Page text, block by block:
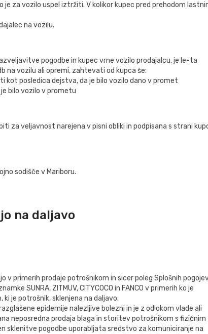
je za vozilo uspel iztržiti. V kolikor kupec pred prehodom
na vozilu.
pogodbe in kupec vrne vozilo prodajalcu, je le-ta
na vozilu ali opremi, zahtevati od kupca še:
kot posledica dejstva, da je bilo vozilo dano v promet
bilo vozilo v prometu
za veljavnost narejena v pisni obliki in podpisana s strani
sodišče v Mariboru.
na daljavo
v primerih prodaje potrošnikom in sicer poleg Splošnih
SUNRA, ZITMUV, CITYCOCO in FANCO v primerih ko je
je potrošnik, sklenjena na daljavo.
epidemije nalezljive bolezni in je z odlokom vlade ali
neposredna prodaja blaga in storitev potrošnikom s fizičnim
sklenitve pogodbe uporabljata sredstvo za komuniciranje na